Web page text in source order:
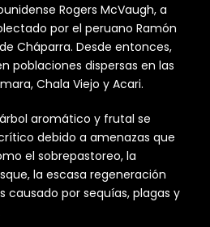
Rogers McVaugh, a
por el peruano Ramón
Cháparra. Desde entonces,
poblaciones dispersas en las
Chala Viejo y Acari.
aromático y frutal se
debido a amenazas que
el sobrepastoreo, la
la escasa regeneración
causado por sequías, plagas y